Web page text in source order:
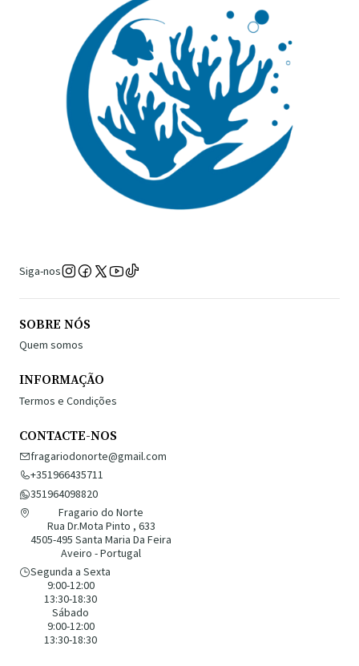
Siga-nos
SOBRE NÓS
Quem somos
INFORMAÇÃO
Termos e Condições
CONTACTE-NOS
fragariodonorte@gmail.com
+351966435711
351964098820
Fragario do Norte
Rua Dr.Mota Pinto , 633
4505-495 Santa Maria Da Feira
Aveiro - Portugal
Segunda a Sexta
9:00-12:00
13:30-18:30
Sábado
9:00-12:00
13:30-18:30